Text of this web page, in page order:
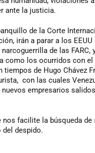
ante la justicia.
de la Corte
irán a parar a los
de las
los ocurridos con el
de Hugo Chávez
con las cuales
empresarios
nos facilite la búsqueda
del despido.